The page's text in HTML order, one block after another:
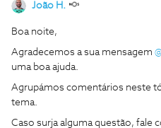
João H.
Boa noite,
Agradecemos a sua mensagem
uma boa ajuda.
Agrupámos comentários neste
tema.
Caso surja alguma questão, fale